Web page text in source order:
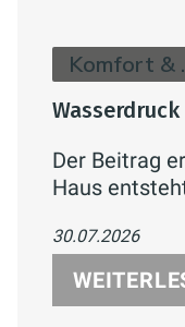
Der Beitrag
Haus
sich das
eingrenzen
30.07.2026